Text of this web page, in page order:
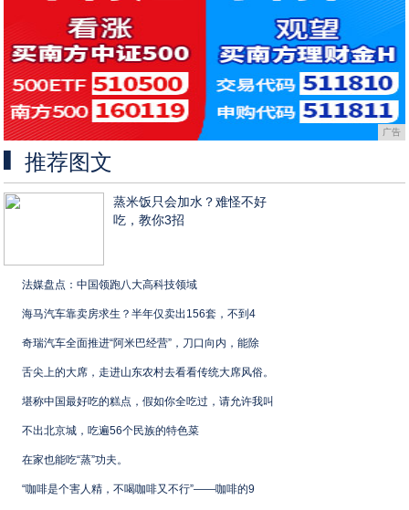
广告
推荐图文
蒸米饭只会加水？难怪不好
吃，教你3招
法媒盘点：中国领跑八大高科技领域
海马汽车靠卖房求生？半年仅卖出156套，不到4
奇瑞汽车全面推进“阿米巴经营”，刀口向内，能除
舌尖上的大席，走进山东农村去看看传统大席风俗。
堪称中国最好吃的糕点，假如你全吃过，请允许我叫
不出北京城，吃遍56个民族的特色菜
在家也能吃“蒸”功夫。
“咖啡是个害人精，不喝咖啡又不行”——咖啡的9